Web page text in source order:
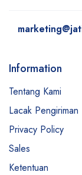
Information
Tentang Kami
Lacak Pengiriman
Privacy Policy
Sales
Ketentuan